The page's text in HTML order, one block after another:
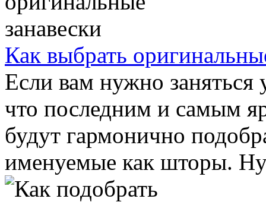
Как выбрать
Если вам нужно заняться
что последним и самым
будут гармонично
именуемые как шторы.